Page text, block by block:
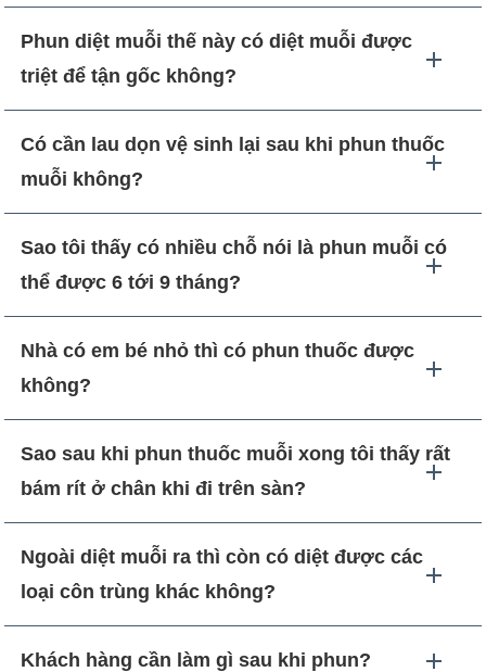
Phun diệt muỗi thế này có diệt muỗi được
triệt để tận gốc không?
Có cần lau dọn vệ sinh lại sau khi phun thuốc
muỗi không?
Sao tôi thấy có nhiều chỗ nói là phun muỗi có
thể được 6 tới 9 tháng?
Nhà có em bé nhỏ thì có phun thuốc được
không?
Sao sau khi phun thuốc muỗi xong tôi thấy rất
bám rít ở chân khi đi trên sàn?
Ngoài diệt muỗi ra thì còn có diệt được các
loại côn trùng khác không?
Khách hàng cần làm gì sau khi phun?